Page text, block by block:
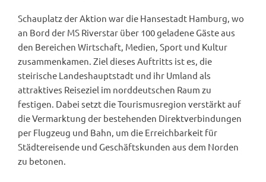
Schauplatz der Aktion war die Hansestadt Hamburg, wo
an Bord der MS Riverstar über 100 geladene Gäste aus
den Bereichen Wirtschaft, Medien, Sport und Kultur
zusammenkamen. Ziel dieses Auftritts ist es, die
steirische Landeshauptstadt und ihr Umland als
attraktives Reiseziel im norddeutschen Raum zu
festigen. Dabei setzt die Tourismusregion verstärkt auf
die Vermarktung der bestehenden Direktverbindungen
per Flugzeug und Bahn, um die Erreichbarkeit für
Städtereisende und Geschäftskunden aus dem Norden
zu betonen.